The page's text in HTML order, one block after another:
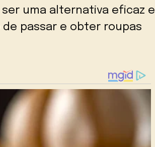
uma alternativa eficaz e
passar e obter roupas